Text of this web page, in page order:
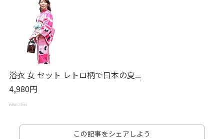
浴衣 女 セット レトロ柄で日本の夏...
4,980円
この記事をシェアしよう